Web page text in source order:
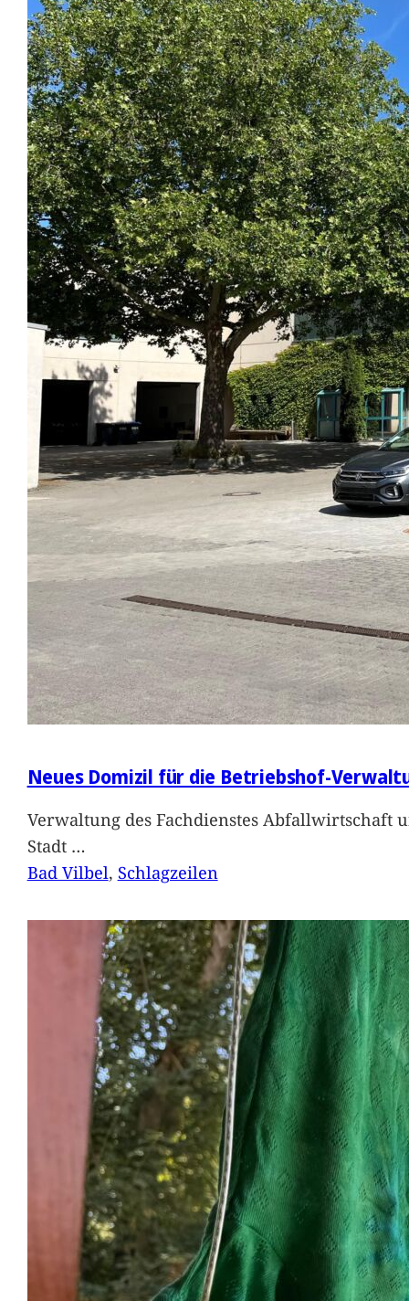
Neues Domizil für die Betriebshof-
Verwaltung des Fachdienstes Abfallwirtschaft
Stadt …
Bad Vilbel, Schlagzeilen